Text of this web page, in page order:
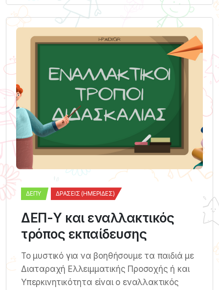
ΔΕΠΥ ΔΡΆΣΕΙΣ (ΗΜΕΡΊΔΕΣ)
ΔΕΠ-Υ και εναλλακτικός
τρόπος εκπαίδευσης
Το μυστικό για να βοηθήσουμε τα παιδιά με
Διαταραχή Ελλειμματικής Προσοχής ή και
Υπερκινητικότητα είναι ο εναλλακτικός